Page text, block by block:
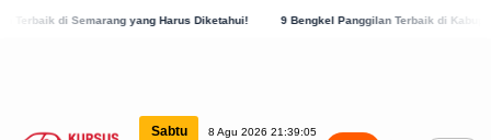
yang Harus Diketahui! 9 Bengkel Panggilan Terbaik di Kabupaten Semarang, Cek
Sabtu 8 Agu 2026 21:39:06